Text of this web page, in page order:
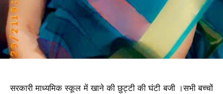
सरकारी माध्यमिक स्कूल में खाने की छुट्टी की घंटी बजी ।सभी बच्चों